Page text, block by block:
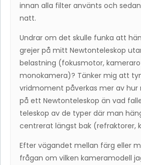
innan alla filter använts och
natt.
Undrar om det skulle funka att
grejer på mitt Newtonteleskop
belastning (fokusmotor,
monokamera)? Tänker mig att
vridmoment påverkas mer av
på ett Newtonteleskop än vad
teleskop av de typer där man
centrerat längst bak (refraktorer,
Efter vägandet mellan färg eller
frågan om vilken kameramodell